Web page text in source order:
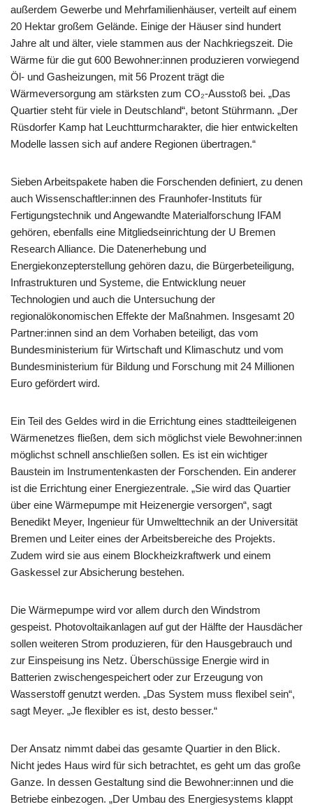
außerdem Gewerbe und Mehrfamilienhäuser, verteilt auf einem
20 Hektar großem Gelände. Einige der Häuser sind hundert
Jahre alt und älter, viele stammen aus der Nachkriegszeit. Die
Wärme für die gut 600 Bewohner:innen produzieren vorwiegend
Öl- und Gasheizungen, mit 56 Prozent trägt die
Wärmeversorgung am stärksten zum CO₂-Ausstoß bei. „Das
Quartier steht für viele in Deutschland“, betont Stührmann. „Der
Rüsdorfer Kamp hat Leuchtturmcharakter, die hier entwickelten
Modelle lassen sich auf andere Regionen übertragen.“
Sieben Arbeitspakete haben die Forschenden definiert, zu denen
auch Wissenschaftler:innen des Fraunhofer-Instituts für
Fertigungstechnik und Angewandte Materialforschung IFAM
gehören, ebenfalls eine Mitgliedseinrichtung der U Bremen
Research Alliance. Die Datenerhebung und
Energiekonzepterstellung gehören dazu, die Bürgerbeteiligung,
Infrastrukturen und Systeme, die Entwicklung neuer
Technologien und auch die Untersuchung der
regionalökonomischen Effekte der Maßnahmen. Insgesamt 20
Partner:innen sind an dem Vorhaben beteiligt, das vom
Bundesministerium für Wirtschaft und Klimaschutz und vom
Bundesministerium für Bildung und Forschung mit 24 Millionen
Euro gefördert wird.
Ein Teil des Geldes wird in die Errichtung eines stadtteileigenen
Wärmenetzes fließen, dem sich möglichst viele Bewohner:innen
möglichst schnell anschließen sollen. Es ist ein wichtiger
Baustein im Instrumentenkasten der Forschenden. Ein anderer
ist die Errichtung einer Energiezentrale. „Sie wird das Quartier
über eine Wärmepumpe mit Heizenergie versorgen“, sagt
Benedikt Meyer, Ingenieur für Umwelttechnik an der Universität
Bremen und Leiter eines der Arbeitsbereiche des Projekts.
Zudem wird sie aus einem Blockheizkraftwerk und einem
Gaskessel zur Absicherung bestehen.
Die Wärmepumpe wird vor allem durch den Windstrom
gespeist. Photovoltaikanlagen auf gut der Hälfte der Hausdächer
sollen weiteren Strom produzieren, für den Hausgebrauch und
zur Einspeisung ins Netz. Überschüssige Energie wird in
Batterien zwischengespeichert oder zur Erzeugung von
Wasserstoff genutzt werden. „Das System muss flexibel sein“,
sagt Meyer. „Je flexibler es ist, desto besser.“
Der Ansatz nimmt dabei das gesamte Quartier in den Blick.
Nicht jedes Haus wird für sich betrachtet, es geht um das große
Ganze. In dessen Gestaltung sind die Bewohner:innen und die
Betriebe einbezogen. „Der Umbau des Energiesystems klappt